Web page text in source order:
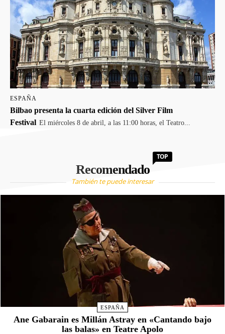
ESPAÑA
Bilbao presenta la cuarta edición del Silver Film
Festival El miércoles 8 de abril, a las 11:00 horas, el Teatro...
Recomendado
TOP
También te puede interesar
ESPAÑA
Ane Gabarain es Millán Astray en «Cantando bajo
las balas» en Teatre Apolo